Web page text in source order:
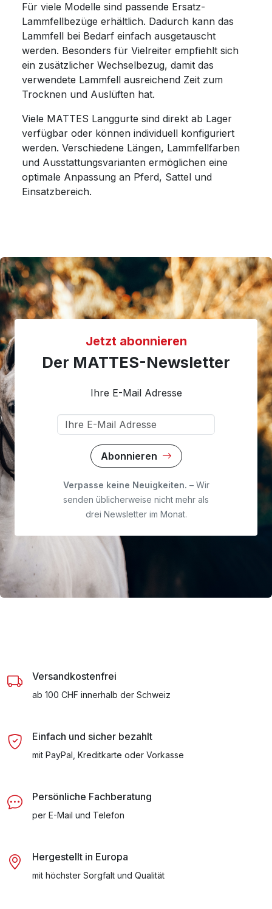
Für viele Modelle sind passende Ersatz-
Lammfellbezüge erhältlich. Dadurch kann das
Lammfell bei Bedarf einfach ausgetauscht
werden. Besonders für Vielreiter empfiehlt sich
ein zusätzlicher Wechselbezug, damit das
verwendete Lammfell ausreichend Zeit zum
Trocknen und Auslüften hat.
Viele MATTES Langgurte sind direkt ab Lager
verfügbar oder können individuell konfiguriert
werden. Verschiedene Längen, Lammfellfarben
und Ausstattungsvarianten ermöglichen eine
optimale Anpassung an Pferd, Sattel und
Einsatzbereich.
Jetzt abonnieren
Der MATTES-Newsletter
Ihre E-Mail Adresse
Abonnieren
Verpasse keine Neuigkeiten. – Wir
senden üblicherweise nicht mehr als
drei Newsletter im Monat.
Versandkostenfrei
ab 100 CHF innerhalb der Schweiz
Einfach und sicher bezahlt
mit PayPal, Kreditkarte oder Vorkasse
Persönliche Fachberatung
per E-Mail und Telefon
Hergestellt in Europa
mit höchster Sorgfalt und Qualität